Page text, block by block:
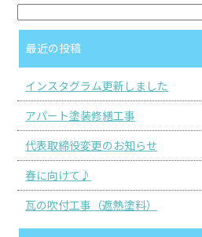
最近の投稿
インスタグラム更新しました
アパート塗装修繕工事
代表取締役変更のお知らせ
春に向けて♪
瓦の吹付工事（遮熱塗料）